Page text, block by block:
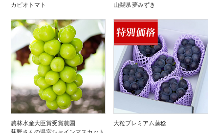
カピオトマト 山梨県 夢みずき
農林水産大臣賞受賞農園
大粒プレミアム藤稔